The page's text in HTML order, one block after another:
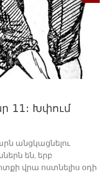
11: Խփում
անցկացնելու
են, երբ
վրա ոստնելիս օդի